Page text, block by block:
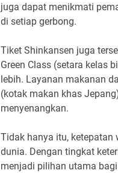
juga dapat menikmati
di setiap gerbong.
Tiket Shinkansen juga
Green Class (setara kelas
lebih. Layanan makanan
(kotak makan khas
menyenangkan.
Tidak hanya itu, ketepatan
dunia. Dengan tingkat
menjadi pilihan utama